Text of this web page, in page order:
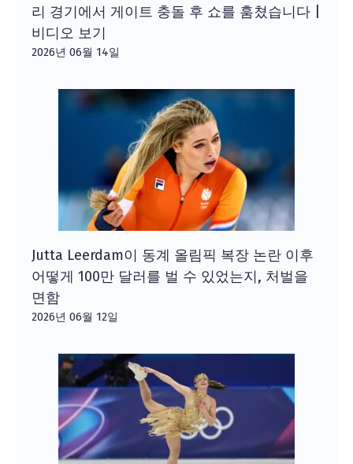
리 경기에서 게이트 충돌 후 쇼를 훔쳤습니다 |
비디오 보기
2026년 06월 14일
Jutta Leerdam이 동계 올림픽 복장 논란 이후
어떻게 100만 달러를 벌 수 있었는지, 처벌을
면함
2026년 06월 12일